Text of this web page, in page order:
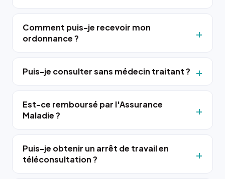
Comment puis-je recevoir mon
ordonnance ?
Puis-je consulter sans médecin traitant ?
Est-ce remboursé par l'Assurance
Maladie ?
Puis-je obtenir un arrêt de travail en
téléconsultation ?